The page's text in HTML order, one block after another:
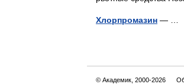
Хлорпромазин — …
© Академик, 2000-2026